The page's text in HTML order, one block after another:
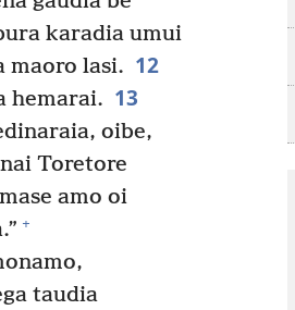
karadia umui
maoro lasi. 12
hemarai. 13
oibe,
Toretore
amo oi
+
taudia